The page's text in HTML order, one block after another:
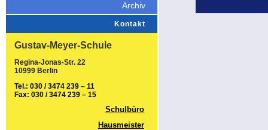
Archiv
Kontakt
Gustav-Meyer-Schule
Regina-Jonas-Str. 22
10999 Berlin
Tel.: 030 / 3474 239 – 11
Fax: 030 / 3474 239 – 15
Schulbüro
Hausmeister